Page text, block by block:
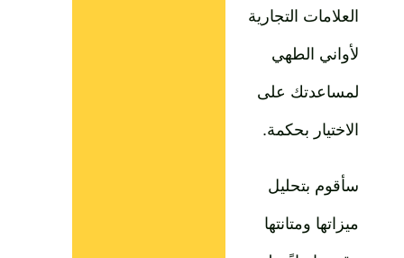
العلامات التجارية
لأواني الطهي
لمساعدتك على
الاختيار بحكمة.
سأقوم بتحليل
ميزاتها ومتانتها